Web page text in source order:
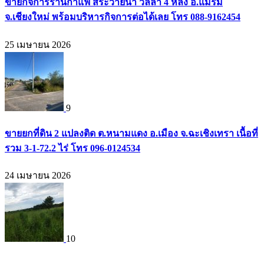
ขายกิจการร้านกาแฟ สระว่ายน้ำ วิลล่า 4 หลัง อ.แม่ริม
จ.เชียงใหม่ พร้อมบริหารกิจการต่อได้เลย โทร 088-9162454
25 เมษายน 2026
9
ขายยกที่ดิน 2 แปลงติด ต.หนามแดง อ.เมือง จ.ฉะเชิงเทรา เนื้อที่
รวม 3-1-72.2 ไร่ โทร 096-0124534
24 เมษายน 2026
10